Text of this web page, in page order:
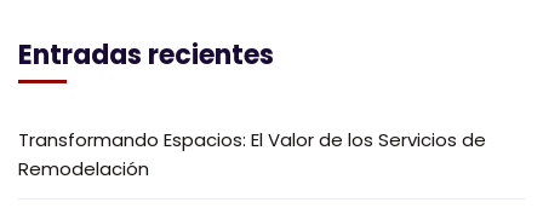
Entradas recientes
Transformando Espacios: El Valor de los Servicios de
Remodelación